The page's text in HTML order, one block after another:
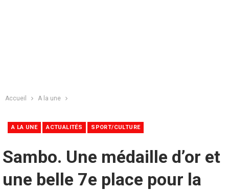
Accueil A la une
A LA UNE ACTUALITÉS SPORT/CULTURE
Sambo. Une médaille d’or et
une belle 7e place pour la